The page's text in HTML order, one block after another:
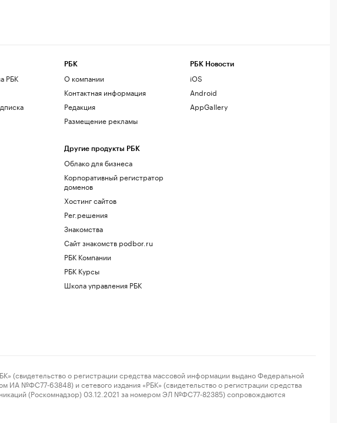
РБК
РБК
О компании
Контактная информация
Редакция
Размещение рекламы
Другие продукты РБК
Облако для бизнеса
Корпоративный регистратор
доменов
Хостинг сайтов
Рег.решения
Знакомства
Сайт знакомств podbor.ru
РБК Компании
РБК Курсы
Школа управления РБК
РБК Новости
iOS
Android
AppGallery
о регистрации средства массовой информации выдано Федеральной
ИА №ФС77-63848) и сетевого издания «РБК» (свидетельство о регистрации средства
(Роскомнадзор) 03.12.2021 за номером ЭЛ №ФС77-82385) сопровождаются